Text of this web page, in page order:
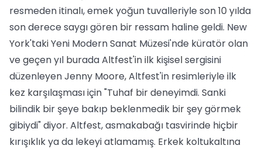
resmeden itinalı, emek yoğun tuvalleriyle son 10 yılda
son derece saygı gören bir ressam haline geldi. New
York'taki Yeni Modern Sanat Müzesi'nde küratör olan
ve geçen yıl burada Altfest'in ilk kişisel sergisini
düzenleyen Jenny Moore, Altfest'in resimleriyle ilk
kez karşılaşması için "Tuhaf bir deneyimdi. Sanki
bilindik bir şeye bakıp beklenmedik bir şey görmek
gibiydi" diyor. Altfest, asmakabağı tasvirinde hiçbir
kırışıklık ya da lekeyi atlamamış. Erkek koltukaltına